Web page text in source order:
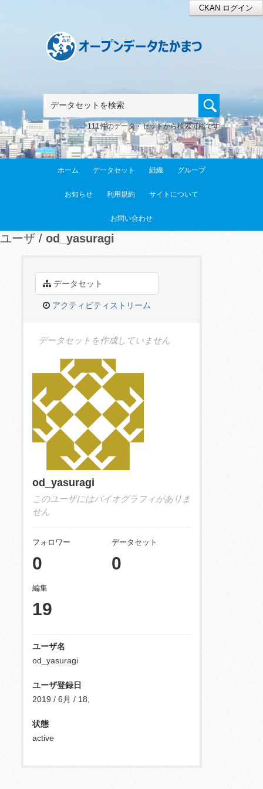
CKAN ログイン
111件のデータ・セットから検索可能です
ホーム データセット 組織 グループ
お知らせ 利用規約 サイトについて
お問い合わせ
ユーザ od_yasuragi
データセット
アクティビティストリーム
データセットを作成していません
od_yasuragi
このユーザにはバイオグラフィがありま
せん
フォロワー
0
データセット
0
編集
19
ユーザ名
od_yasuragi
ユーザ登録日
2019 / 6月 / 18,
状態
active